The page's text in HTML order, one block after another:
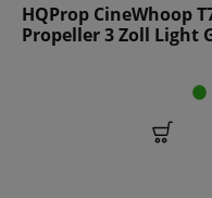
HQProp CineWhoop
Propeller 3 Zoll Light